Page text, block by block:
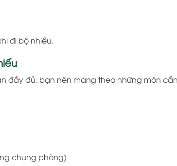
đi bộ nhiều.
đầy đủ, bạn nên mang theo những món
chung phòng)